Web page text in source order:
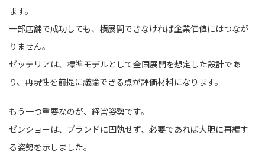
ます。
一部店舗で成功しても、横展開できなければ企業価値にはつなが
りません。
ゼッテリアは、標準モデルとして全国展開を想定した設計であ
り、再現性を前提に議論できる点が評価材料になります。
もう一つ重要なのが、経営姿勢です。
ゼンショーは、ブランドに固執せず、必要であれば大胆に再編す
る姿勢を示しました。